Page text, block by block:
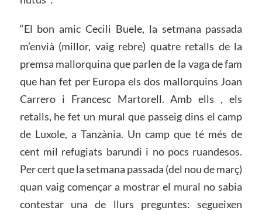
“El bon amic Cecili Buele, la setmana passada
m’envià (millor, vaig rebre) quatre retalls de la
premsa mallorquina que parlen de la vaga de fam
que han fet per Europa els dos mallorquins Joan
Carrero i Francesc Martorell. Amb ells , els
retalls, he fet un mural que passeig dins el camp
de Luxole, a Tanzània. Un camp que té més de
cent mil refugiats barundi i no pocs ruandesos.
Per cert que la setmana passada (del nou de març)
quan vaig començar a mostrar el mural no sabia
contestar una de llurs preguntes: segueixen